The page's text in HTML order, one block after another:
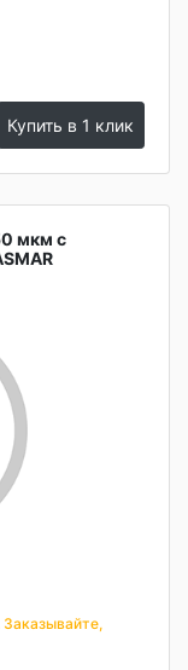
Купить в 1 клик
мкм с